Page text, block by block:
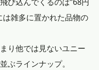
雑多に置かれた品物の
り他では見ないユニー
ぶラインナップ。